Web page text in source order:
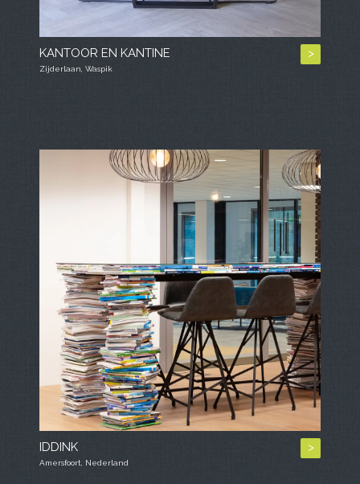
KANTOOR EN KANTINE
Zijderlaan, Waspik
>
IDDINK
Amersfoort, Nederland
>